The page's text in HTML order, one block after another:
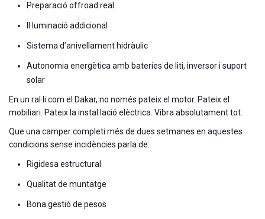
Preparació offroad real
Il·luminació addicional
Sistema d’anivellament hidràulic
Autonomia energètica amb bateries de liti, inversor i suport
solar
En un ral·li com el Dakar, no només pateix el motor. Pateix el
mobiliari. Pateix la instal·lació elèctrica. Vibra absolutament tot.
Que una camper completi més de dues setmanes en aquestes
condicions sense incidències parla de:
Rigidesa estructural
Qualitat de muntatge
Bona gestió de pesos